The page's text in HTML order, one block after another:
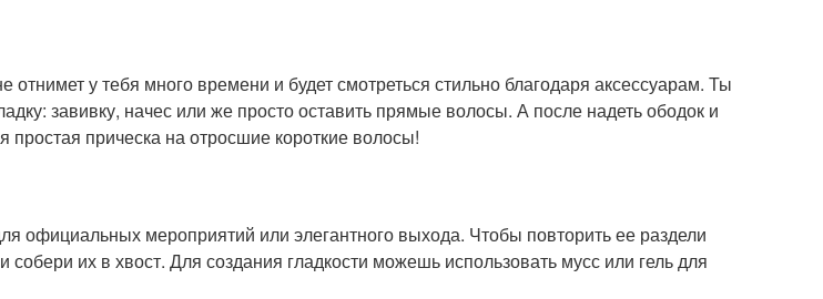
отнимет у тебя много времени и будет смотреться стильно благодаря аксессуарам. Ты
завивку, начес или же просто оставить прямые волосы. А после надеть ободок и
простая прическа на отросшие короткие волосы!
официальных мероприятий или элегантного выхода. Чтобы повторить ее раздели
их в хвост. Для создания гладкости можешь использовать мусс или гель для